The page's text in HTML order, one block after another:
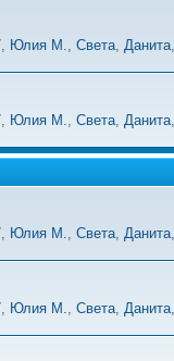
, Юлия М., Света, Данита
, Юлия М., Света, Данита
, Юлия М., Света, Данита
, Юлия М., Света, Данита